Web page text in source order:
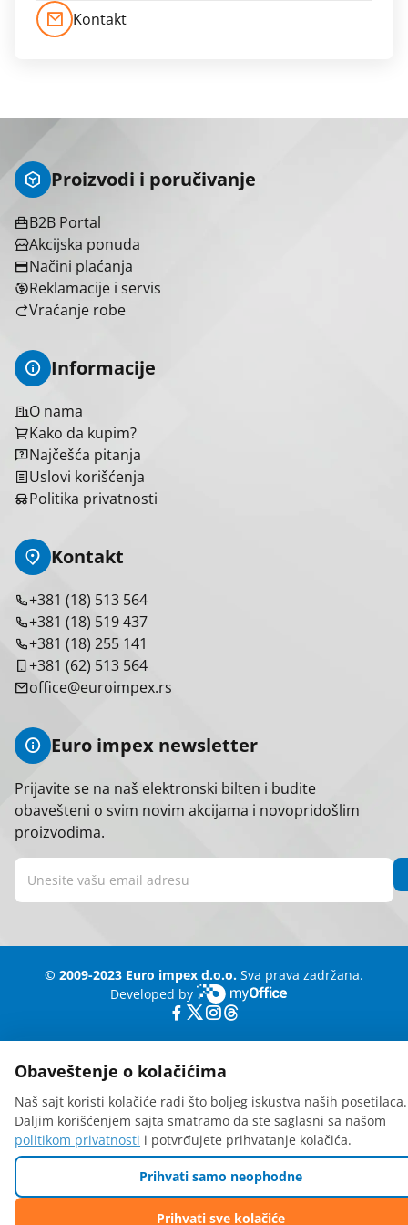
Kontakt
Proizvodi i poručivanje
B2B Portal
Akcijska ponuda
Načini plaćanja
Reklamacije i servis
Vraćanje robe
Informacije
O nama
Kako da kupim?
Najčešća pitanja
Uslovi korišćenja
Politika privatnosti
Kontakt
+381 (18) 513 564
+381 (18) 519 437
+381 (18) 255 141
+381 (62) 513 564
office@euroimpex.rs
Euro impex newsletter
Prijavite se na naš elektronski bilten i budite
obavešteni o svim novim akcijama i novopridošlim
proizvodima.
© 2009-2023 Euro impex d.o.o. Sva prava zadržana.
Developed by
myOffice
Obaveštenje o kolačićima
Naš sajt koristi kolačiće radi što boljeg iskustva naših posetilaca.
Daljim korišćenjem sajta smatramo da ste saglasni sa našom
politikom privatnosti i potvrđujete prihvatanje kolačića.
Prihvati samo neophodne
Prihvati sve kolačiće